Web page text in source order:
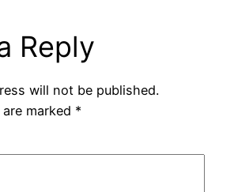
Reply
will not be published.
marked *